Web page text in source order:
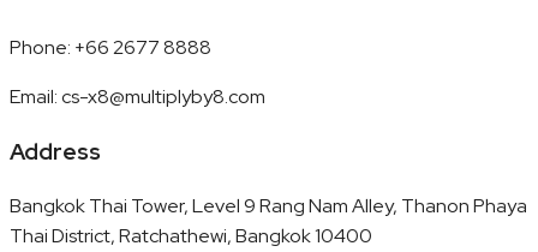
Phone: +66 2677 8888
Email:cs-x8@multiplyby8.com
Address
Bangkok Thai Tower, Level 9 Rang Nam Alley, Thanon Phaya
Thai District, Ratchathewi, Bangkok 10400